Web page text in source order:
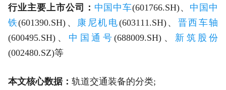
行业主要上市公司： 中国中车(601766.SH)、 中国中
铁(601390.SH)、 康尼机电(603111.SH)、 晋西车轴
(600495.SH)、 中国通号(688009.SH)、 新筑股份
(002480.SZ)等
本文核心数据： 轨道交通装备的分类;